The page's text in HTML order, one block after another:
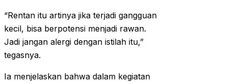
“Rentan itu artinya jika terjadi gangguan
kecil, bisa berpotensi menjadi rawan.
Jadi jangan alergi dengan istilah itu,”
tegasnya.
Ia menjelaskan bahwa dalam kegiatan